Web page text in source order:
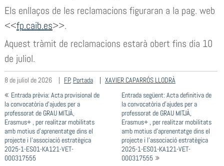
Els enllaços de les reclamacions figuraran a la pag. web
<<fp.caib.es>>.
Aquest tràmit de reclamacions estarà obert fins dia 10
de juliol.
8 de juliol de 2026 FP, Portada XAVIER CAPARRÓS LLODRÀ
Navegació
d'entrades
Entrada prèvia: Acta provisional de
la convocatòria d’ajudes per a
professorat de GRAU MITJÀ,
Erasmus+ , per realitzar mobilitats
amb motius d’aprenentatge dins el
projecte i l’associació estratègica
2025-1-ES01-KA121-VET-
000317555
Entrada següent: Acta definitiva de
la convocatòria d’ajudes per a
professorat de GRAU MITJÀ,
Erasmus+ , per realitzar mobilitats
amb motius d’aprenentatge dins el
projecte i l’associació estratègica
2025-1-ES01-KA121-VET-
000317555